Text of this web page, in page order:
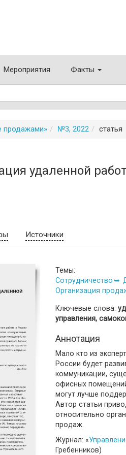
Мероприятия Факты
продажами» №3, 2022 статья
удаленной
Источники
Темы:
Сотрудничество
Организация
Ключевые слова:
управления,
Аннотация
Мало кто из
России будет
коммуникации,
офисных
могут лучше
Автор статьи
относительно
продаж.
Журнал: «
Гребенников)